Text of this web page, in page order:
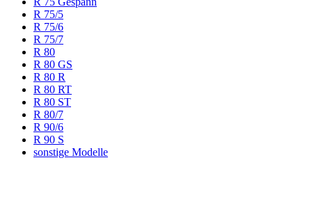
R 75/5
R 75/6
R 75/7
R 80
R 80 GS
R 80 R
R 80 RT
R 80 ST
R 80/7
R 90/6
R 90 S
sonstige Modelle